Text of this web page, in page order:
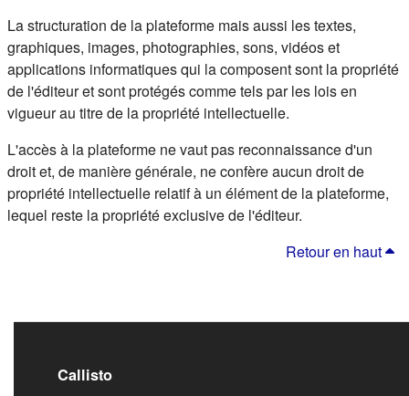
La structuration de la plateforme mais aussi les textes,
graphiques, images, photographies, sons, vidéos et
applications informatiques qui la composent sont la propriété
de l'éditeur et sont protégés comme tels par les lois en
vigueur au titre de la propriété intellectuelle.
L'accès à la plateforme ne vaut pas reconnaissance d'un
droit et, de manière générale, ne confère aucun droit de
propriété intellectuelle relatif à un élément de la plateforme,
lequel reste la propriété exclusive de l'éditeur.
Retour en haut
Callisto